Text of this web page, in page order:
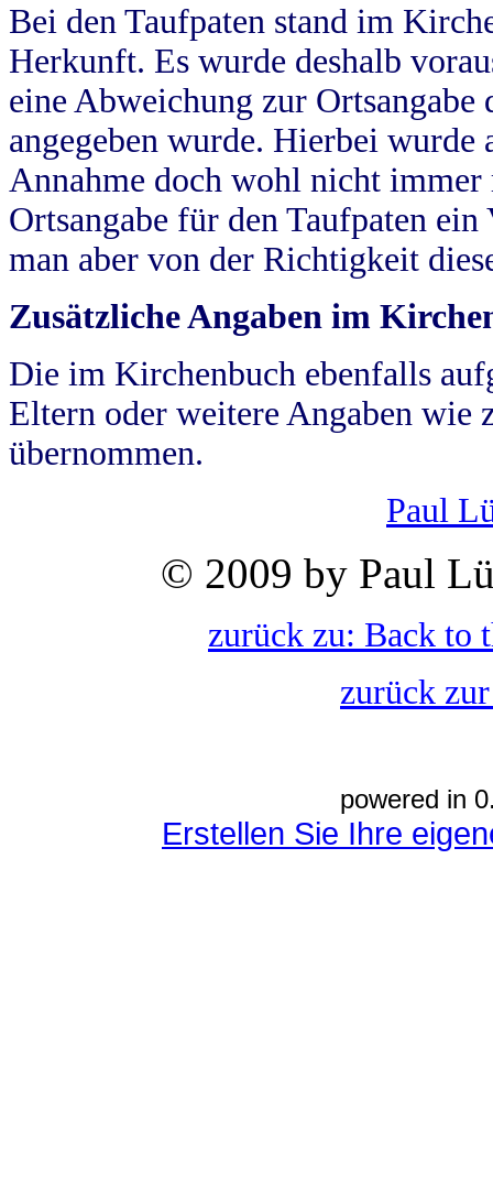
Bei den Taufpaten stand im
Herkunft. Es wurde deshalb
eine Abweichung zur
angegeben wurde. Hierbei wurde
Annahme doch wohl nicht
Ortsangabe für den Taufpaten
man aber von der Richtigkeit
Zusätzliche Angaben im
Die im Kirchenbuch ebenfalls
Eltern oder weitere Angaben wie
übernommen.
Paul
© 2009 by Paul
zurück zu: Back to
zurück
powered in
Erstellen Sie Ihre